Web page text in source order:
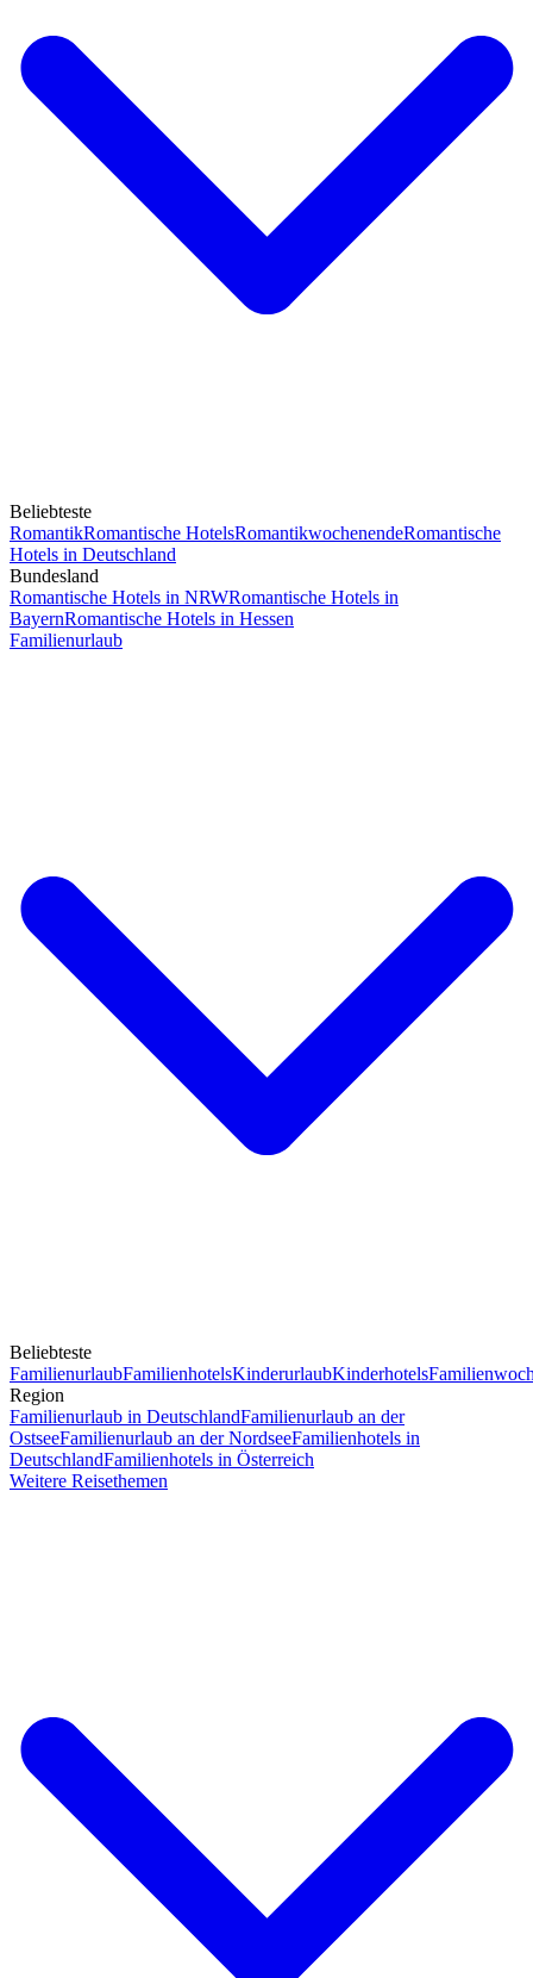
Beliebteste
RomantikRomantische HotelsRomantikwochenendeRomantische
Hotels in Deutschland
Bundesland
Romantische Hotels in NRWRomantische Hotels in
BayernRomantische Hotels in Hessen
Familienurlaub
Beliebteste
FamilienurlaubFamilienhotelsKinderurlaubKinderhotels
Region
Familienurlaub in DeutschlandFamilienurlaub an der
OstseeFamilienurlaub an der NordseeFamilienhotels in
DeutschlandFamilienhotels in Österreich
Weitere Reisethemen